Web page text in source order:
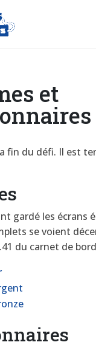
et
fin du défi. Il est
gardé les écrans
se voient
du carnet de